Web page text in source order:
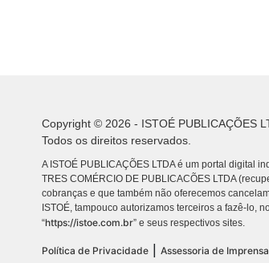
Copyright © 2026 - ISTOÉ PUBLICAÇÕES
Todos os direitos reservados.
A ISTOÉ PUBLICAÇÕES LTDA é um portal digital
TRES COMÉRCIO DE PUBLICACÕES LTDA
cobranças e que também não oferecemos
ISTOÉ, tampouco autorizamos terceiros a fazê-lo,
“https://istoe.com.br” e seus respectivos sites.
Política de Privacidade Assessoria de